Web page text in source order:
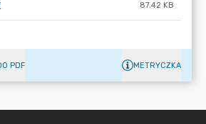
87.42 KB
PDF METRYCZKA